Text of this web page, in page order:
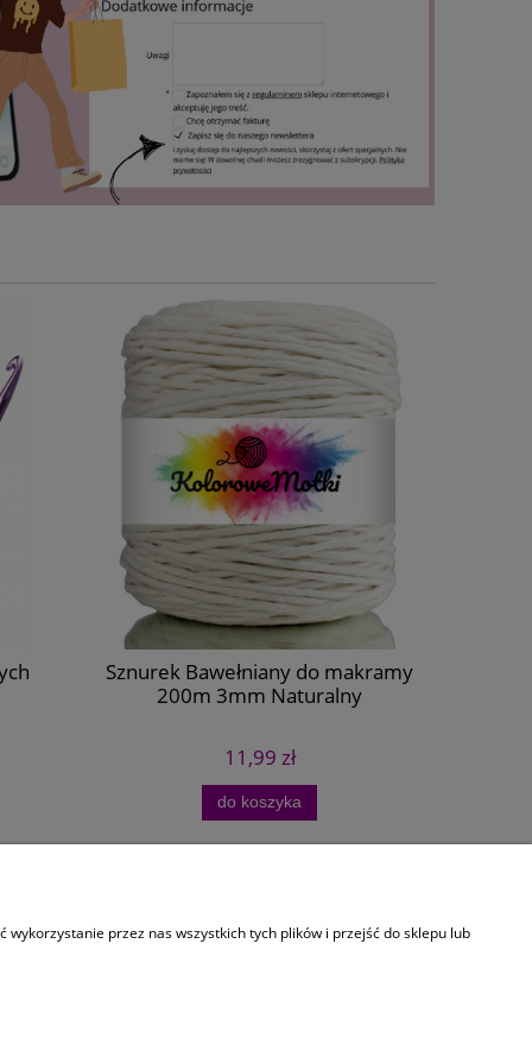
Sznurek Bawełniany do makramy
200m 3mm Naturalny
11,99 zł
do koszyka
przez nas wszystkich tych plików i przejść do sklepu lub